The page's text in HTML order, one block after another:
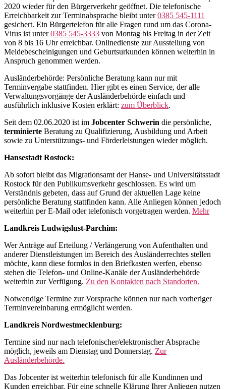
2020 wieder für den Bürgerverkehr geöffnet. Die telefonische
Erreichbarkeit zur Terminabsprache bleibt unter0385 545-1111
gesichert. Ein Bürgertelefon für alle Fragen rund um das Corona-
Virus ist unter0385 545-3333 von Montag bis Freitag in der Zeit
von 8 bis 16 Uhr erreichbar. Onlinedienste zur Ausstellung von
Meldebescheinigungen und Geburtsurkunden können weiterhin in
Anspruch genommen werden.
Ausländerbehörde: Persönliche Beratung kann nur mit
Terminvergabe stattfinden. Hier gibt es einen Service, der alle
Verwaltungsvorgänge der Ausländerbehörde einfach und
ausführlich inklusive Kosten erklärt: zum Überblick.
Seit dem 02.06.2020 ist im Jobcenter Schwerin die persönliche,
terminierte Beratung zu Qualifizierung, Ausbildung und Arbeit
sowie zu Unterstützungs- und Förderleistungen wieder möglich.
Hansestadt Rostock:
Ab sofort bleibt das Migrationsamt der Hanse- und Universitätsstadt
Rostock für den Publikumsverkehr geschlossen. Es wird um
Verständnis gebeten, dass auf Grund der aktuellen Lage keine
persönliche Beratung stattfinden kann. Alle Anliegen können jedoch
weiterhin per E-Mail oder telefonisch vorgetragen werden. Mehr
Landkreis Ludwigslust-Parchim:
Wer Anträge auf Erteilung / Verlängerung von Aufenthalten und
anderer Dienstleistungen im Bereich des Ausländerrechtes stellen
möchte, kann diese formlos in den Briefkasten werfen, ebenso
stehen die Telefon- und Online-Kanäle der Ausländerbehörde
weiterhin zur Verfügung. Zu den Kontakten nach Standorten.
Notwendige Termine zur Vorsprache können nur nach vorheriger
Terminvereinbarung ermöglicht werden.
Landkreis Nordwestmecklenburg:
Termine sind nur nach telefonischer/elektronischer Absprache
möglich, jeweils am Dienstag und Donnerstag. Zur
Ausländerbehörde.
Das Jobcenter ist weiterhin telefonisch für alle Kundinnen und
Kunden erreichbar. Für eine schnelle Klärung Ihrer Anliegen nutzen